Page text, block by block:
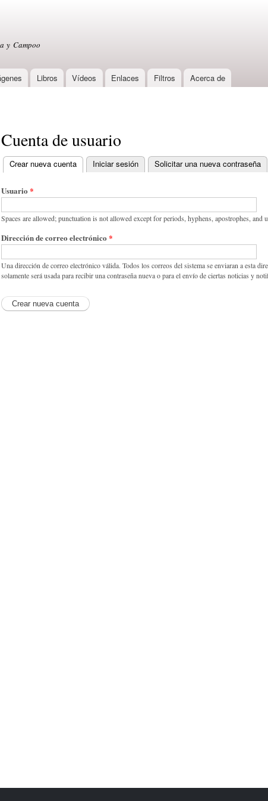
y Campoo
Libros Vídeos Enlaces Filtros Acerca de
Cuenta de usuario
Primary tabs
Crear nueva cuenta (active tab)
Iniciar sesión Solicitar una nueva contraseña
Usuario *
Spaces are allowed; punctuation is not allowed except for periods, hyphens, apostrophes, and
Dirección de correo electrónico *
Una dirección de correo electrónico válida. Todos los correos del sistema se enviaran a esta
solamente será usada para recibir una contraseña nueva o para el envío de ciertas noticias y